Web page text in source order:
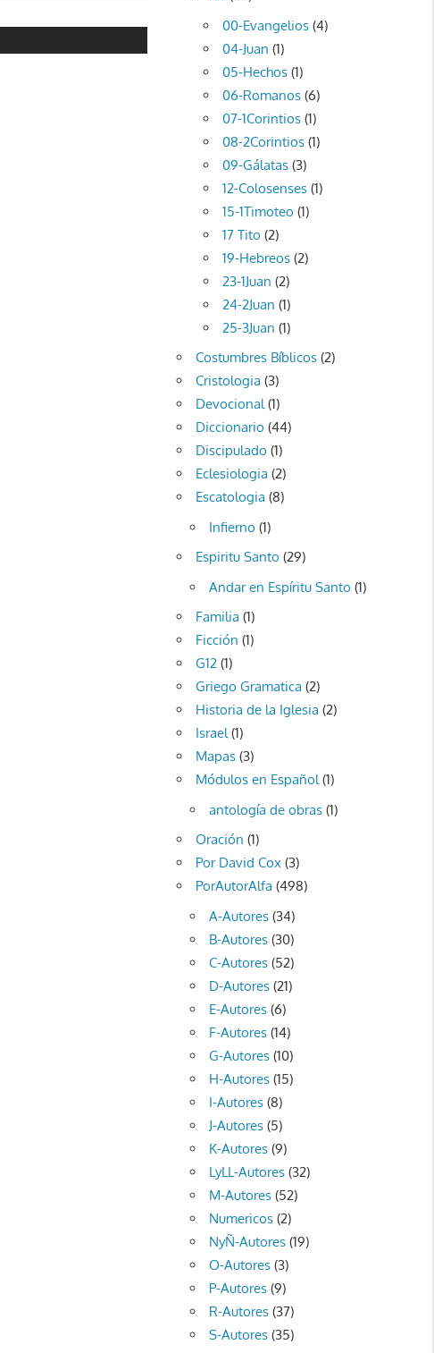
00-Evangelios (4)
04-Juan (1)
05-Hechos (1)
06-Romanos (6)
07-1Corintios (1)
08-2Corintios (1)
09-Gálatas (3)
12-Colosenses (1)
15-1Timoteo (1)
17 Tito (2)
19-Hebreos (2)
23-1Juan (2)
24-2Juan (1)
25-3Juan (1)
Costumbres Bíblicos (2)
Cristologia (3)
Devocional(1)
Diccionario (44)
Discipulado (1)
Eclesiologia (2)
Escatologia (8)
Infierno (1)
Espiritu Santo (29)
Andar en Espíritu Santo (1)
Familia (1)
Ficción (1)
G12 (1)
Griego Gramatica (2)
Historia de la Iglesia (2)
Israel(1)
Mapas (3)
Módulos en Español(1)
antología de obras (1)
Oración (1)
Por David Cox (3)
PorAutorAlfa (498)
A-Autores (34)
B-Autores (30)
C-Autores (52)
D-Autores (21)
E-Autores (6)
F-Autores (14)
G-Autores (10)
H-Autores (15)
I-Autores (8)
J-Autores (5)
K-Autores (9)
LyLL-Autores (32)
M-Autores (52)
Numericos (2)
NyÑ-Autores (19)
O-Autores (3)
P-Autores (9)
R-Autores (37)
S-Autores (35)